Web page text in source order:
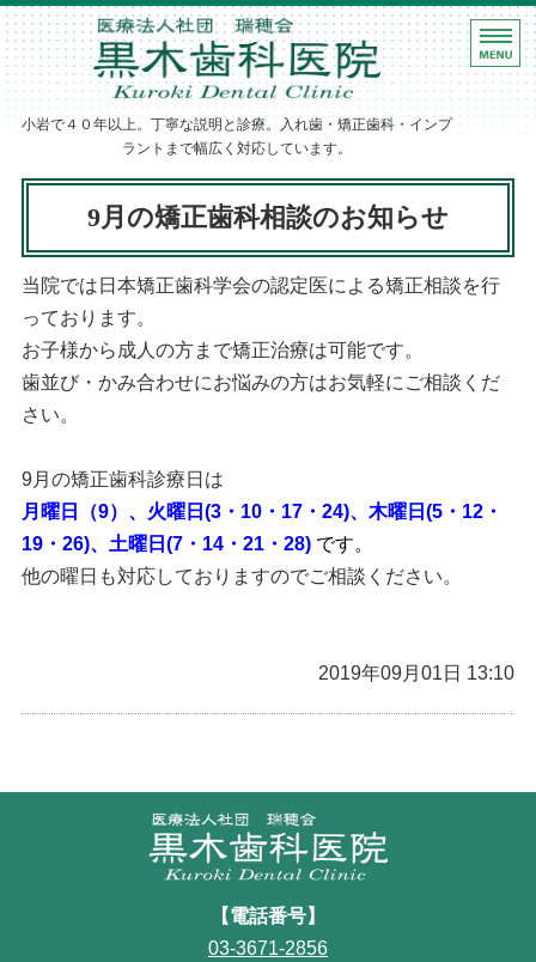
黒木歯科医院｜
小岩で４０年以上。丁寧な説明と診療。入れ歯・矯正歯科・インプ
ラントまで幅広く対応しています。
ホーム
診療案内
歯科医師紹介
アクセス
9月の矯正歯科相談のお知らせ
当院では日本矯正歯科学会の認定医による矯正相談を行
っております。
お子様から成人の方まで矯正治療は可能です。
歯並び・かみ合わせにお悩みの方はお気軽にご相談くだ
さい。
9月の矯正歯科診療日は
月曜日（9）、火曜日(3・10・17・24)、木曜日(5・12・
19・26)、土曜日(7・14・21・28) です。
他の曜日も対応しておりますのでご相談ください。
2019年09月01日 13:10
【電話番号】
03-3671-2856